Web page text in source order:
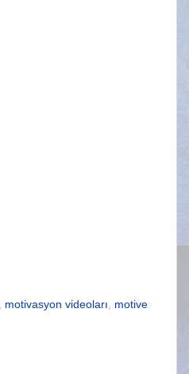
motivasyon videoları
motive